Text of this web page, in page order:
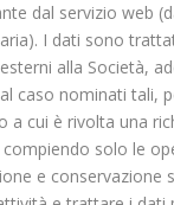
dal servizio web
I dati sono
alla Società,
caso nominati tali,
a cui è rivolta una
solo le
e